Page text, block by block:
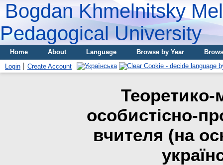
Bogdan Khmelnitsky
Pedagogical University
Home About Language Browse by Year
Login
Create Account
Теоретико-
особистісно-
вчителя (на